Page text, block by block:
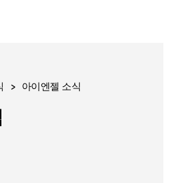
> 아이엔젤 소식